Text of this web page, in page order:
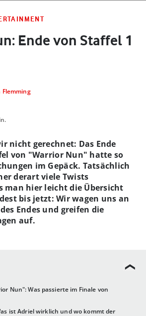
Ende von Staffel 1
Nun": Was passierte im Finale von
ist Adriel wirklich und wo kommt der
nicht gerechnet: Das Ende
von "Warrior Nun" hatte so
im Gepäck. Tatsächlich
derart viele Twists
man hier leicht die Übersicht
bis jetzt: Wir wagen uns an
Endes und greifen die
auf.